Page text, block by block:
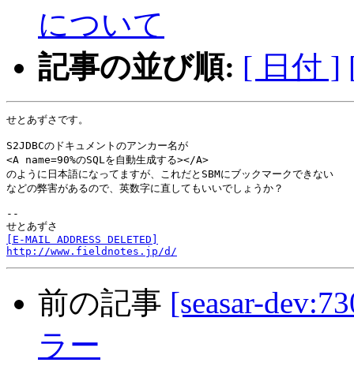
について
記事の並び順: [ 日付 ]
せとあずさです。
S2JDBCのドキュメントのアンカー名が
<A name=90%のSQLを自動生成する></A>
のように日本語になってますが、これだとSBMにブックマークできない
などの弊害があるので、英数字に直してもいいでしょうか？
--
[E-MAIL ADDRESS DELETED]
http://www.fieldnotes.jp/d/
前の記事 [seasar-
ラー